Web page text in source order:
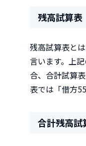
残高試算表
残高試算表と
言います。上
合、合計試算
表では「借方
合計残高試